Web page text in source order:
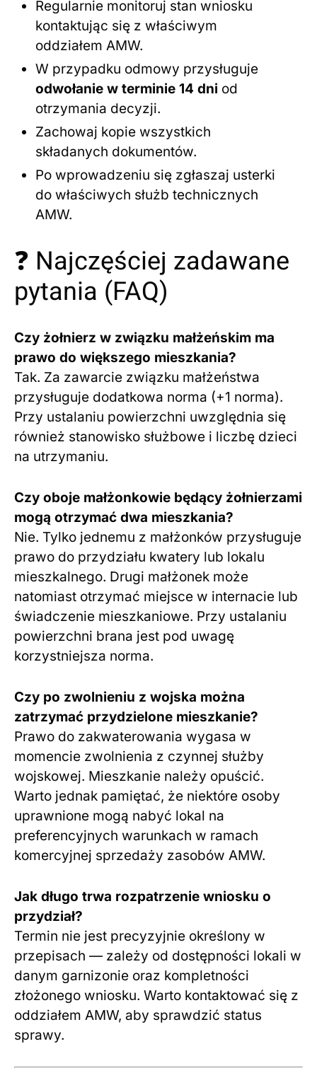
Regularnie monitoruj stan wniosku
kontaktując się z właściwym
oddziałem AMW.
W przypadku odmowy przysługuje
odwołanie w terminie 14 dni od
otrzymania decyzji.
Zachowaj kopie wszystkich
składanych dokumentów.
Po wprowadzeniu się zgłaszaj usterki
do właściwych służb technicznych
AMW.
❓ Najczęściej zadawane
pytania (FAQ)
Czy żołnierz w związku małżeńskim ma
prawo do większego mieszkania?
Tak. Za zawarcie związku małżeństwa
przysługuje dodatkowa norma (+1 norma).
Przy ustalaniu powierzchni uwzględnia się
również stanowisko służbowe i liczbę dzieci
na utrzymaniu.
Czy oboje małżonkowie będący żołnierzami
mogą otrzymać dwa mieszkania?
Nie. Tylko jednemu z małżonków przysługuje
prawo do przydziału kwatery lub lokalu
mieszkalnego. Drugi małżonek może
natomiast otrzymać miejsce w internacie lub
świadczenie mieszkaniowe. Przy ustalaniu
powierzchni brana jest pod uwagę
korzystniejsza norma.
Czy po zwolnieniu z wojska można
zatrzymać przydzielone mieszkanie?
Prawo do zakwaterowania wygasa w
momencie zwolnienia z czynnej służby
wojskowej. Mieszkanie należy opuścić.
Warto jednak pamiętać, że niektóre osoby
uprawnione mogą nabyć lokal na
preferencyjnych warunkach w ramach
komercyjnej sprzedaży zasobów AMW.
Jak długo trwa rozpatrzenie wniosku o
przydział?
Termin nie jest precyzyjnie określony w
przepisach — zależy od dostępności lokali w
danym garnizonie oraz kompletności
złożonego wniosku. Warto kontaktować się z
oddziałem AMW, aby sprawdzić status
sprawy.